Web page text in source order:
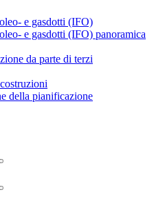
e gasdotti (IFO)
e gasdotti (IFO) panoramica
da parte di terzi
della pianificazione